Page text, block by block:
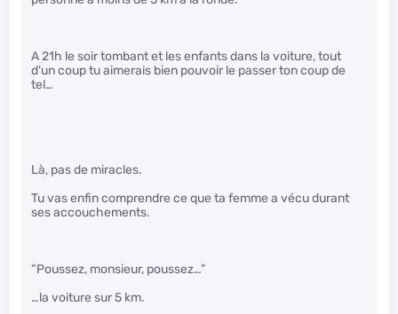
A 21h le soir tombant et les enfants dans la voiture, tout
d’un coup tu aimerais bien pouvoir le passer ton coup de
tel…
Là, pas de miracles.
Tu vas enfin comprendre ce que ta femme a vécu durant
ses accouchements.
“Poussez, monsieur, poussez…”
…la voiture sur 5 km.